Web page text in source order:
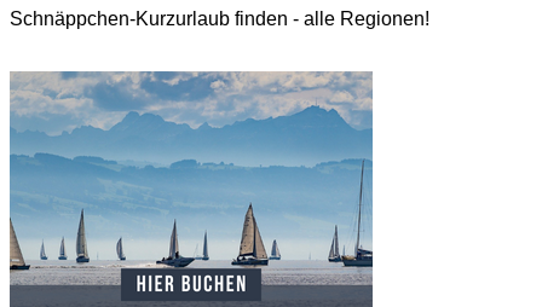
Schnäppchen-Kurzurlaub finden - alle Regionen!